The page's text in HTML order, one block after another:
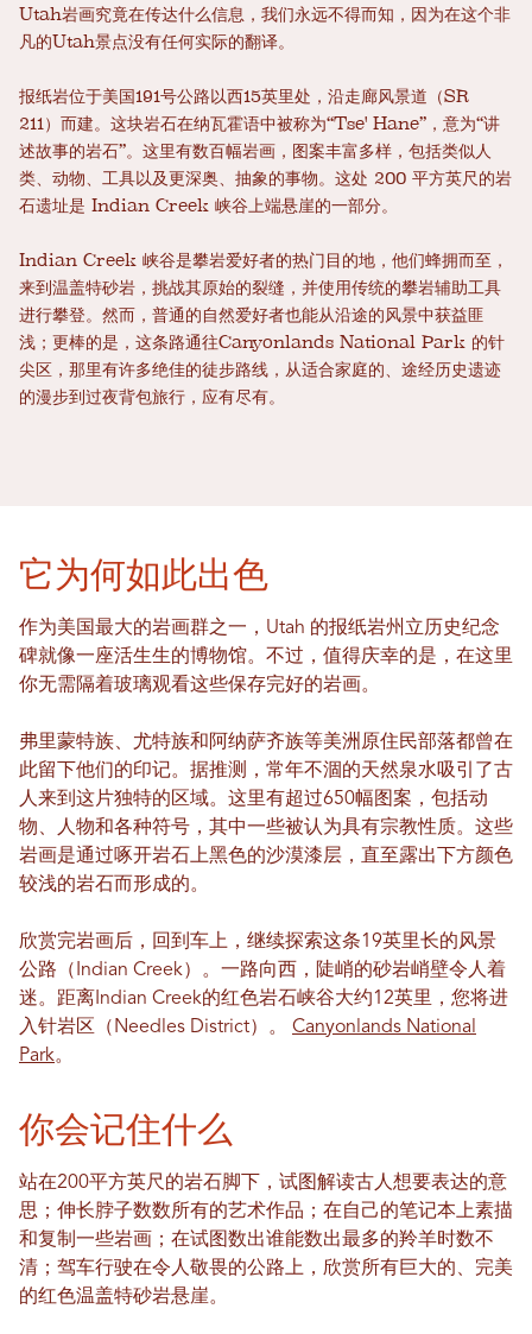
Utah岩画究竟在传达什么信息，我们永远不得而知，因为在这个非
凡的Utah景点没有任何实际的翻译。
报纸岩位于美国191号公路以西15英里处，沿走廊风景道（SR
211）而建。这块岩石在纳瓦霍语中被称为“Tse' Hane”，意为“讲
述故事的岩石”。这里有数百幅岩画，图案丰富多样，包括类似人
类、动物、工具以及更深奥、抽象的事物。这处 200 平方英尺的岩
石遗址是 Indian Creek 峡谷上端悬崖的一部分。
Indian Creek 峡谷是攀岩爱好者的热门目的地，他们蜂拥而至，
来到温盖特砂岩，挑战其原始的裂缝，并使用传统的攀岩辅助工具
进行攀登。然而，普通的自然爱好者也能从沿途的风景中获益匪
浅；更棒的是，这条路通往Canyonlands National Park 的针
尖区，那里有许多绝佳的徒步路线，从适合家庭的、途经历史遗迹
的漫步到过夜背包旅行，应有尽有。
它为何如此出色
作为美国最大的岩画群之一，Utah 的报纸岩州立历史纪念
碑就像一座活生生的博物馆。不过，值得庆幸的是，在这里
你无需隔着玻璃观看这些保存完好的岩画。
弗里蒙特族、尤特族和阿纳萨齐族等美洲原住民部落都曾在
此留下他们的印记。据推测，常年不涸的天然泉水吸引了古
人来到这片独特的区域。这里有超过650幅图案，包括动
物、人物和各种符号，其中一些被认为具有宗教性质。这些
岩画是通过啄开岩石上黑色的沙漠漆层，直至露出下方颜色
较浅的岩石而形成的。
欣赏完岩画后，回到车上，继续探索这条19英里长的风景
公路（Indian Creek）。一路向西，陡峭的砂岩峭壁令人着
迷。距离Indian Creek的红色岩石峡谷大约12英里，您将进
入针岩区（Needles District）。 Canyonlands National
Park。
你会记住什么
站在200平方英尺的岩石脚下，试图解读古人想要表达的意
思；伸长脖子数数所有的艺术作品；在自己的笔记本上素描
和复制一些岩画；在试图数出谁能数出最多的羚羊时数不
清；驾车行驶在令人敬畏的公路上，欣赏所有巨大的、完美
的红色温盖特砂岩悬崖。